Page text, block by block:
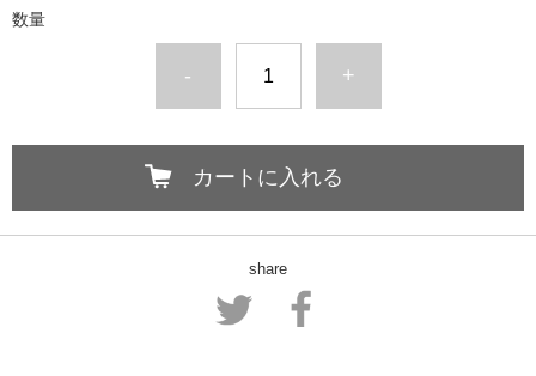
数量
- +
カートに入れる
share